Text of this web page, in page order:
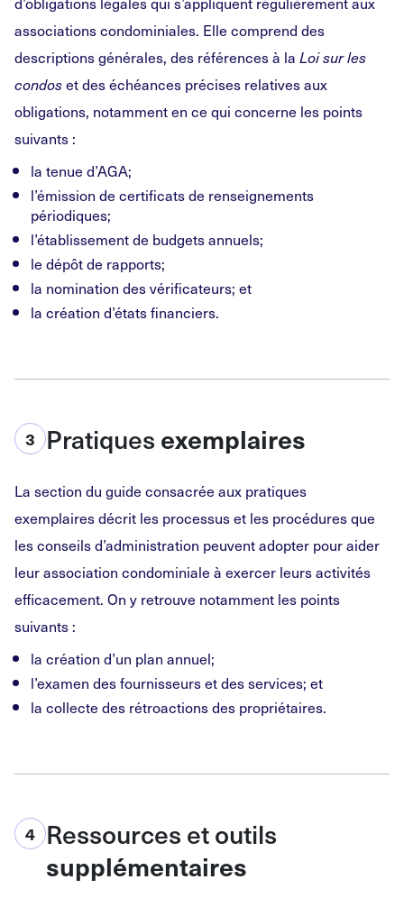
associations condominiales. Elle comprend des
descriptions générales, des références à la Loi sur les
condoset des échéances précises relatives aux
obligations, notamment en ce qui concerne les points
suivants :
la tenue d’AGA;
l’émission de certificats de renseignements
périodiques;
l’établissement de budgets annuels;
le dépôt de rapports;
la nomination des vérificateurs; et
la création d’états financiers.
3 Pratiques exemplaires
La section du guide consacrée aux pratiques
exemplaires décrit les processus et les procédures que
les conseils d’administration peuvent adopter pour aider
leur association condominiale à exercer leurs activités
efficacement. On y retrouve notamment les points
suivants :
la création d’un plan annuel;
l’examen des fournisseurs et des services; et
la collecte des rétroactions des propriétaires.
4 Ressources et outils
supplémentaires